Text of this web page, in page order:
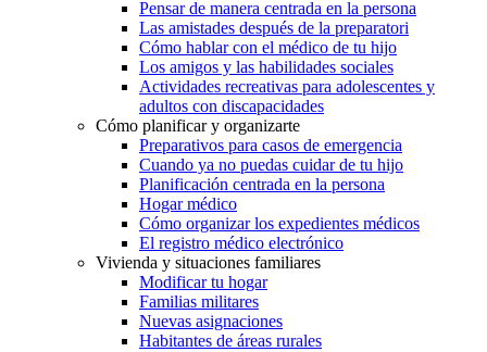
Pensar de manera centrada en la persona
Las amistades después de la preparatori
Cómo hablar con el médico de tu hijo
Los amigos y las habilidades sociales
Actividades recreativas para adolescentes y
adultos con discapacidades
Cómo planificar y organizarte
Preparativos para casos de emergencia
Cuando ya no puedas cuidar de tu hijo
Planificación centrada en la persona
Hogar médico
Cómo organizar los expedientes médicos
El registro médico electrónico
Vivienda y situaciones familiares
Modificar tu hogar
Familias militares
Nuevas asignaciones
Habitantes de áreas rurales